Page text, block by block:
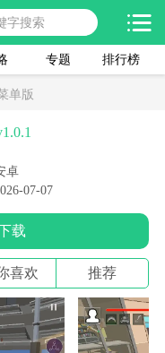
专题 排行榜
单版
卓
07-07
载
喜欢 推荐